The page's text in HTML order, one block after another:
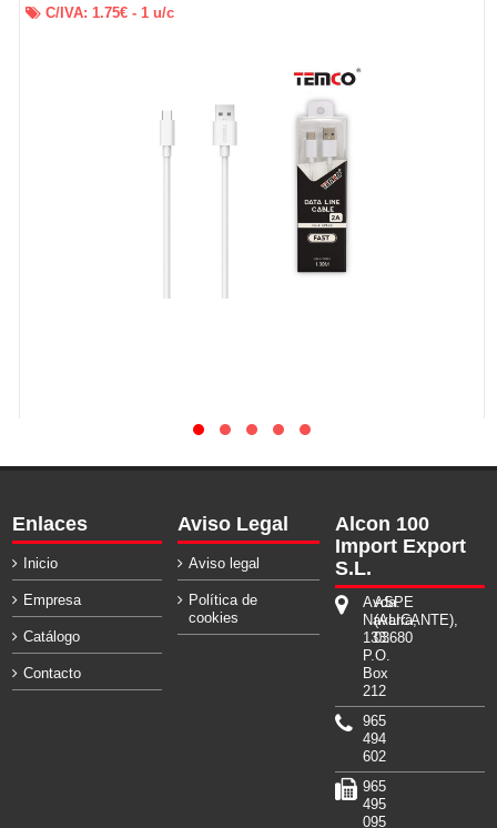
C/IVA: 1.75€ - 1u/c
Enlaces
Inicio
Empresa
Catálogo
Contacto
Aviso Legal
Aviso legal
Política de
cookies
Alcon 100
Import Export
S.L.
Avda.
Navarra,
133.
P.O.
Box
212
ASPE
(ALICANTE),
03680
965
494
602
965
495
095